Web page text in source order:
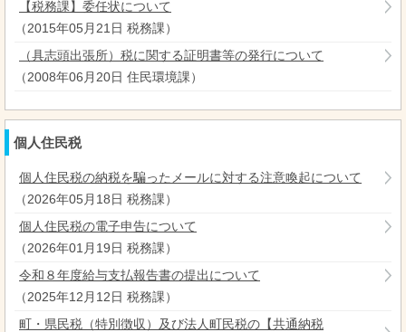
【税務課】委任状について
（2015年05月21日 税務課）
（具志頭出張所）税に関する証明書等の発行について
（2008年06月20日 住民環境課）
個人住民税
個人住民税の納税を騙ったメールに対する注意喚起について
（2026年05月18日 税務課）
個人住民税の電子申告について
（2026年01月19日 税務課）
令和８年度給与支払報告書の提出について
（2025年12月12日 税務課）
町・県民税（特別徴収）及び法人町民税の【共通納税